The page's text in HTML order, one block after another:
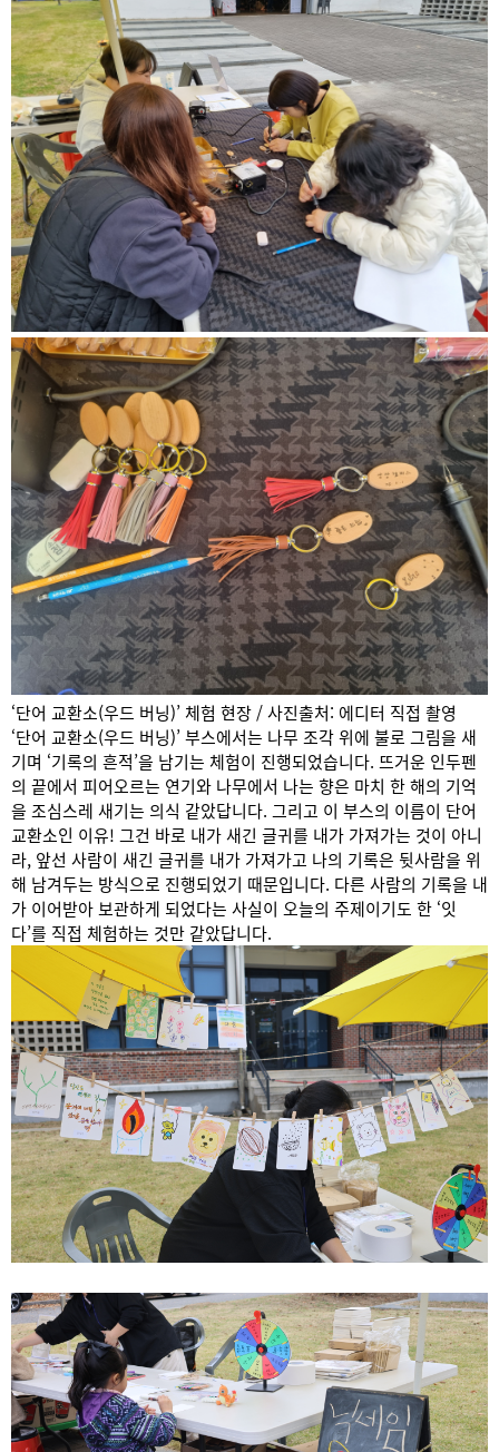
‘단어 교환소(우드 버닝)’ 체험 현장 / 사진출처: 에디터 직접 촬영
‘단어 교환소(우드 버닝)’ 부스에서는 나무 조각 위에 불로 그림을 새
기며 ‘기록의 흔적’을 남기는 체험이 진행되었습니다. 뜨거운 인두펜
의 끝에서 피어오르는 연기와 나무에서 나는 향은 마치 한 해의 기억
을 조심스레 새기는 의식 같았답니다. 그리고 이 부스의 이름이 단어
교환소인 이유! 그건 바로 내가 새긴 글귀를 내가 가져가는 것이 아니
라, 앞선 사람이 새긴 글귀를 내가 가져가고 나의 기록은 뒷사람을 위
해 남겨두는 방식으로 진행되었기 때문입니다. 다른 사람의 기록을 내
가 이어받아 보관하게 되었다는 사실이 오늘의 주제이기도 한 ‘잇
다’를 직접 체험하는 것만 같았답니다.